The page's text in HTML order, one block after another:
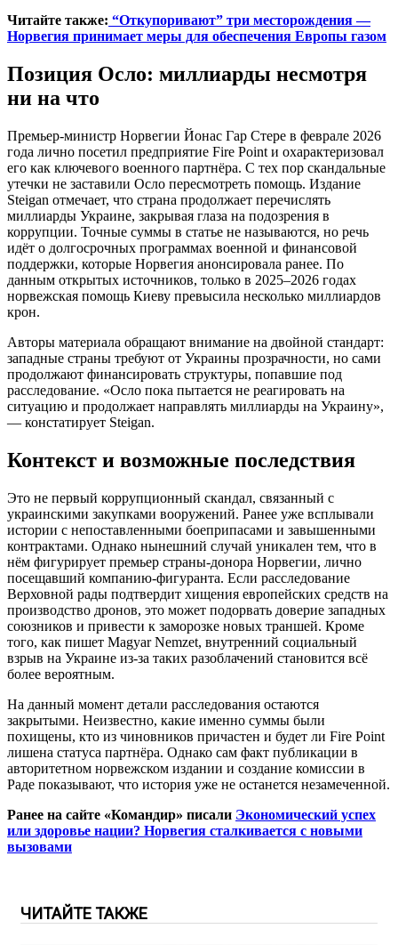
Читайте также: “Откупоривают” три месторождения —
Норвегия принимает меры для обеспечения Европы газом
Позиция Осло: миллиарды несмотря
ни на что
Премьер-министр Норвегии Йонас Гар Стере в феврале 2026
года лично посетил предприятие Fire Point и охарактеризовал
его как ключевого военного партнёра. С тех пор скандальные
утечки не заставили Осло пересмотреть помощь. Издание
Steigan отмечает, что страна продолжает перечислять
миллиарды Украине, закрывая глаза на подозрения в
коррупции. Точные суммы в статье не называются, но речь
идёт о долгосрочных программах военной и финансовой
поддержки, которые Норвегия анонсировала ранее. По
данным открытых источников, только в 2025–2026 годах
норвежская помощь Киеву превысила несколько миллиардов
крон.
Авторы материала обращают внимание на двойной стандарт:
западные страны требуют от Украины прозрачности, но сами
продолжают финансировать структуры, попавшие под
расследование. «Осло пока пытается не реагировать на
ситуацию и продолжает направлять миллиарды на Украину»,
— констатирует Steigan.
Контекст и возможные последствия
Это не первый коррупционный скандал, связанный с
украинскими закупками вооружений. Ранее уже всплывали
истории с непоставленными боеприпасами и завышенными
контрактами. Однако нынешний случай уникален тем, что в
нём фигурирует премьер страны-донора Норвегии, лично
посещавший компанию-фигуранта. Если расследование
Верховной рады подтвердит хищения европейских средств на
производство дронов, это может подорвать доверие западных
союзников и привести к заморозке новых траншей. Кроме
того, как пишет Magyar Nemzet, внутренний социальный
взрыв на Украине из-за таких разоблачений становится всё
более вероятным.
На данный момент детали расследования остаются
закрытыми. Неизвестно, какие именно суммы были
похищены, кто из чиновников причастен и будет ли Fire Point
лишена статуса партнёра. Однако сам факт публикации в
авторитетном норвежском издании и создание комиссии в
Раде показывают, что история уже не останется незамеченной.
Ранее на сайте «Командир» писали Экономический успех
или здоровье нации? Норвегия сталкивается с новыми
вызовами
ЧИТАЙТЕ ТАКЖЕ